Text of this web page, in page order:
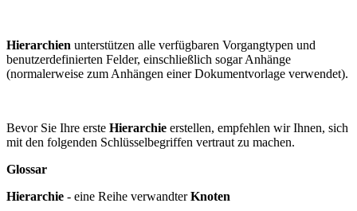
Hierarchien unterstützen alle verfügbaren Vorgangtypen und
benutzerdefinierten Felder, einschließlich sogar Anhänge
(normalerweise zum Anhängen einer Dokumentvorlage verwendet).
Bevor Sie Ihre erste Hierarchie erstellen, empfehlen wir Ihnen, sich
mit den folgenden Schlüsselbegriffen vertraut zu machen.
Glossar
Hierarchie - eine Reihe verwandterKnoten